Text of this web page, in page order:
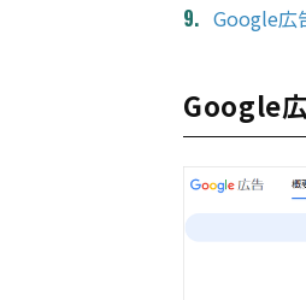
Google広
Google